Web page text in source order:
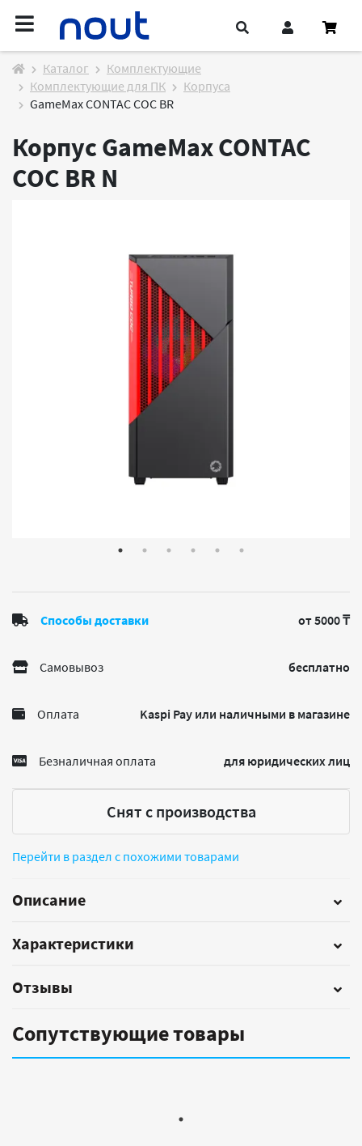
Каталог
Комплектующие
Комплектующие для ПК
Корпуса
GameMax CONTAC COC BR
Корпус GameMax CONTAC
COC BR N
Способы доставки от 5000 ₸
Самовывоз бесплатно
Оплата Kaspi Pay или наличными в магазине
Безналичная оплата для юридических лиц
Снят с производства
Перейти в раздел с похожими товарами
Описание
Характеристики
Отзывы
Сопутствующие товары